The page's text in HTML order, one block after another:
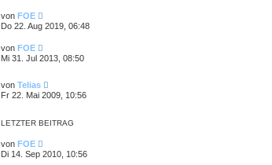
von FOE
Do 22. Aug 2019, 06:48
von FOE
Mi 31. Jul 2013, 08:50
von Telias
Fr 22. Mai 2009, 10:56
LETZTER BEITRAG
von FOE
Di 14. Sep 2010, 10:56